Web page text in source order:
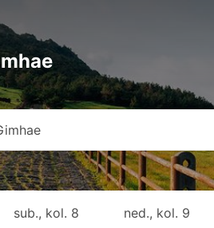
sub., kol. 8 ned., kol. 9